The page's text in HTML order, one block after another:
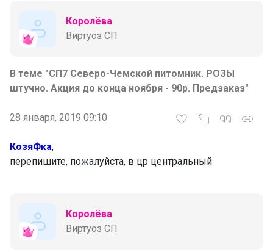
Королёва
Виртуоз СП
В теме "СП7 Северо-Чемской питомник. РОЗЫ
штучно. Акция до конца ноября - 90р. Предзаказ"
28 января, 2019 09:10
КозяФка,
перепишите, пожалуйста, в цр центральный
Королёва
Виртуоз СП